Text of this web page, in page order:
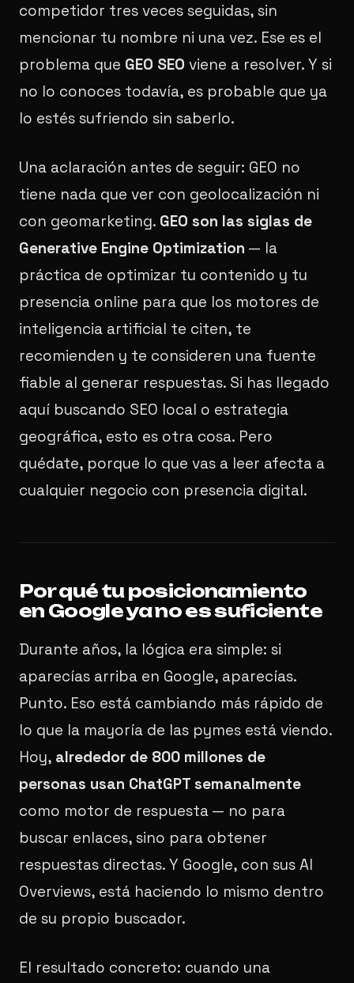
competidor tres veces seguidas, sin
mencionar tu nombre ni una vez. Ese es el
problema que GEO SEO viene a resolver. Y si
no lo conoces todavía, es probable que ya
lo estés sufriendo sin saberlo.
Una aclaración antes de seguir: GEO no
tiene nada que ver con geolocalización ni
con geomarketing. GEO son las siglas de
Generative Engine Optimization — la
práctica de optimizar tu contenido y tu
presencia online para que los motores de
inteligencia artificial te citen, te
recomienden y te consideren una fuente
fiable al generar respuestas. Si has llegado
aquí buscando SEO local o estrategia
geográfica, esto es otra cosa. Pero
quédate, porque lo que vas a leer afecta a
cualquier negocio con presencia digital.
Por qué tu posicionamiento
en Google ya no es suficiente
Durante años, la lógica era simple: si
aparecías arriba en Google, aparecías.
Punto. Eso está cambiando más rápido de
lo que la mayoría de las pymes está viendo.
Hoy, alrededor de 800 millones de
personas usan ChatGPT semanalmente
como motor de respuesta — no para
buscar enlaces, sino para obtener
respuestas directas. Y Google, con sus AI
Overviews, está haciendo lo mismo dentro
de su propio buscador.
El resultado concreto: cuando una